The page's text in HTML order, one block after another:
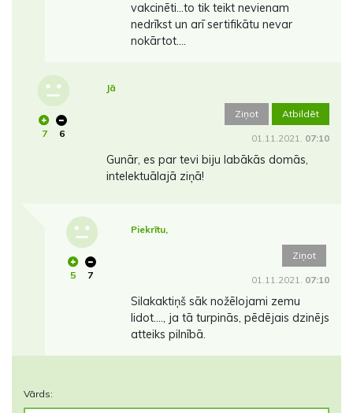
vakcinēti...to tik teikt nevienam
nedrīkst un arī sertifikātu nevar
nokārtot....
7 6
Jā
Ziņot Atbildēt
01.11.2021. 07:10
Gunār, es par tevi biju labākās domās,
intelektuālajā ziņā!
5 7
Piekrītu,
Ziņot
01.11.2021. 07:10
Silakaktiņš sāk nožēlojami zemu
lidot...., ja tā turpinās, pēdējais dzinējs
atteiks pilnībā.
Vārds: